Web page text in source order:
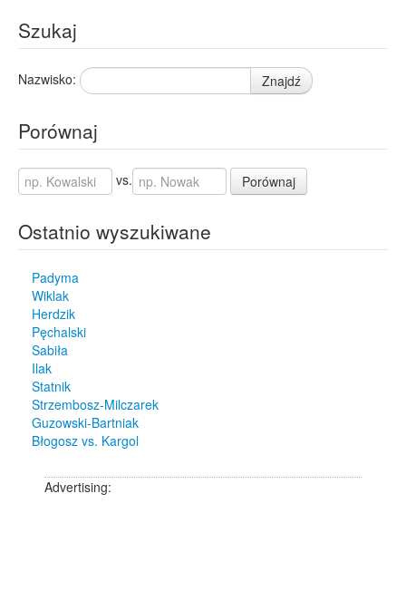
Szukaj
Nazwisko: Znajdź
Porównaj
vs. Porównaj
Ostatnio wyszukiwane
Padyma
Wiklak
Herdzik
Pęchalski
Sabiła
Ilak
Statnik
Strzembosz-Milczarek
Guzowski-Bartniak
Błogosz vs. Kargol
Advertising: